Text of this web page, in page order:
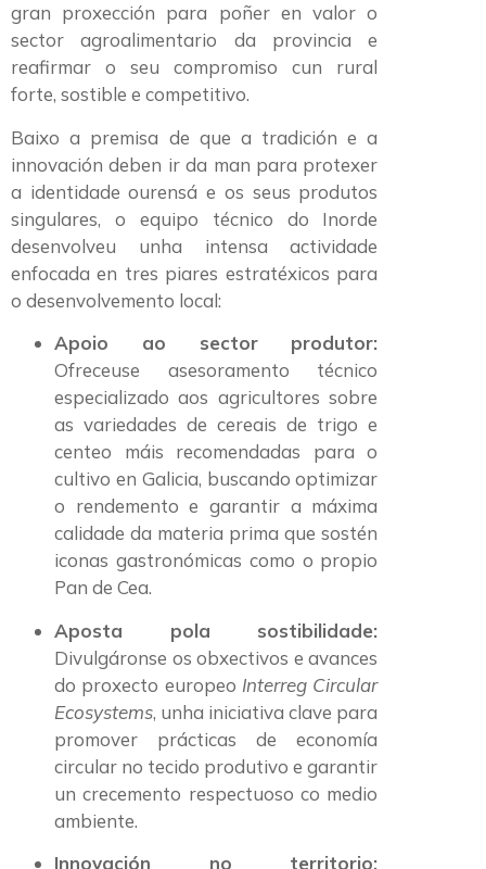
gran proxección para poñer en valor o
sector agroalimentario da provincia e
reafirmar o seu compromiso cun rural
forte, sostible e competitivo.
Baixo a premisa de que a tradición e a
innovación deben ir da man para protexer
a identidade ourensá e os seus produtos
singulares, o equipo técnico do Inorde
desenvolveu unha intensa actividade
enfocada en tres piares estratéxicos para
o desenvolvemento local:
Apoio ao sector produtor:
Ofreceuse asesoramento técnico
especializado aos agricultores sobre
as variedades de cereais de trigo e
centeo máis recomendadas para o
cultivo en Galicia, buscando optimizar
o rendemento e garantir a máxima
calidade da materia prima que sostén
iconas gastronómicas como o propio
Pan de Cea.
Aposta pola sostibilidade:
Divulgáronse os obxectivos e avances
do proxecto europeo Interreg Circular
Ecosystems, unha iniciativa clave para
promover prácticas de economía
circular no tecido produtivo e garantir
un crecemento respectuoso co medio
ambiente.
Innovación no territorio: